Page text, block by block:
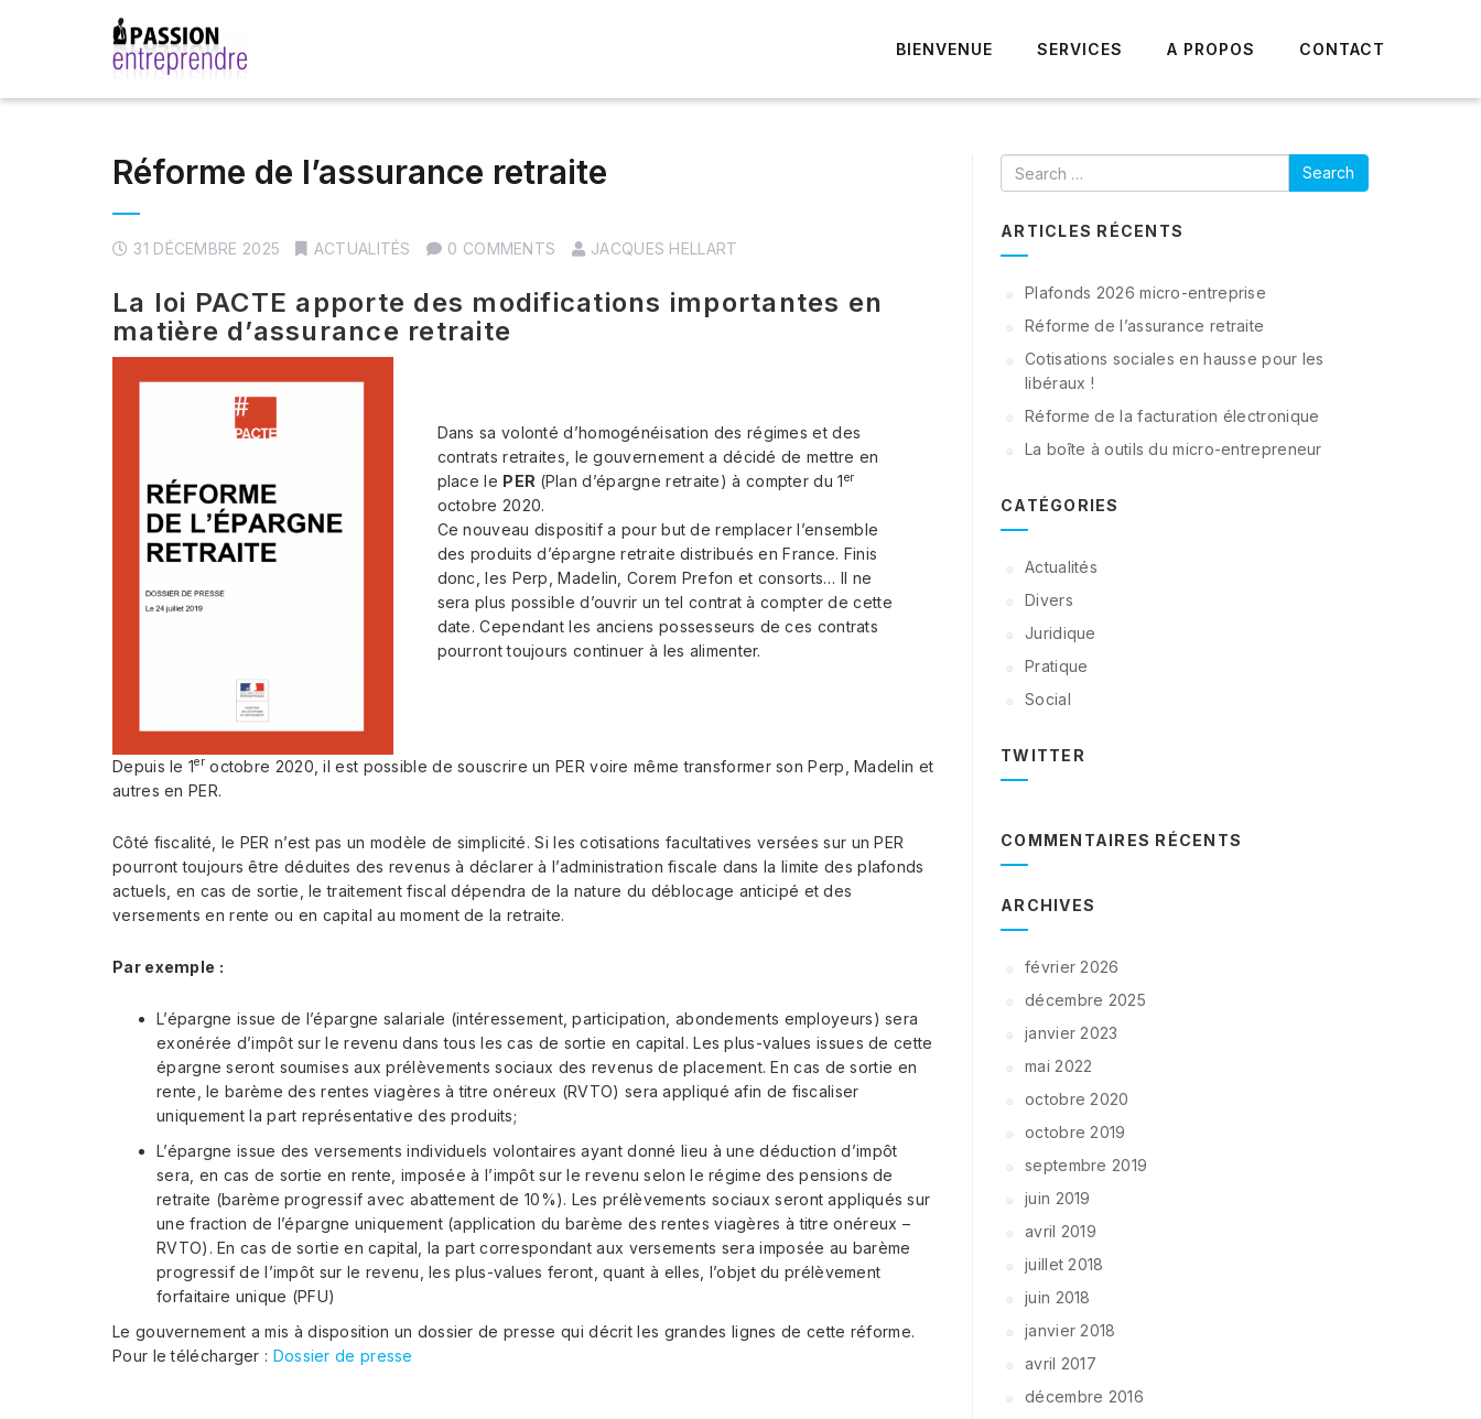
BIENVENUE SERVICES A PROPOS CONTACT
Réforme de l’assurance retraite
31 DÉCEMBRE 2025 ACTUALITÉS 0 COMMENTS JACQUES HELLART
La loi PACTE apporte des modifications importantes en
matière d’assurance retraite
Dans sa volonté d’homogénéisation des régimes et des
contrats retraites, le gouvernement a décidé de mettre en
place le PER (Plan d’épargne retraite) à compter du 1er
octobre 2020.
Ce nouveau dispositif a pour but de remplacer l’ensemble
des produits d’épargne retraite distribués en France. Finis
donc, les Perp, Madelin, Corem Prefon et consorts… Il ne
sera plus possible d’ouvrir un tel contrat à compter de cette
date. Cependant les anciens possesseurs de ces contrats
pourront toujours continuer à les alimenter.
Depuis le 1eroctobre 2020, il est possible de souscrire un PER voire même transformer son Perp, Madelin et
autres en PER.
Côté fiscalité, le PER n’est pas un modèle de simplicité. Si les cotisations facultatives versées sur un PER
pourront toujours être déduites des revenus à déclarer à l’administration fiscale dans la limite des plafonds
actuels, en cas de sortie, le traitement fiscal dépendra de la nature du déblocage anticipé et des
versements en rente ou en capital au moment de la retraite.
Par exemple :
L’épargne issue de l’épargne salariale (intéressement, participation, abondements employeurs) sera
exonérée d’impôt sur le revenu dans tous les cas de sortie en capital. Les plus-values issues de cette
épargne seront soumises aux prélèvements sociaux des revenus de placement. En cas de sortie en
rente, le barème des rentes viagères à titre onéreux (RVTO) sera appliqué afin de fiscaliser
uniquement la part représentative des produits;
L’épargne issue des versements individuels volontaires ayant donné lieu à une déduction d’impôt
sera, en cas de sortie en rente, imposée à l’impôt sur le revenu selon le régime des pensions de
retraite (barème progressif avec abattement de 10%). Les prélèvements sociaux seront appliqués sur
une fraction de l’épargne uniquement (application du barème des rentes viagères à titre onéreux –
RVTO). En cas de sortie en capital, la part correspondant aux versements sera imposée au barème
progressif de l’impôt sur le revenu, les plus-values feront, quant à elles, l’objet du prélèvement
forfaitaire unique (PFU)
Le gouvernement a mis à disposition un dossier de presse qui décrit les grandes lignes de cette réforme.
Pour le télécharger : Dossier de presse
Search
ARTICLES RÉCENTS
Plafonds 2026 micro-entreprise
Réforme de l’assurance retraite
Cotisations sociales en hausse pour les
libéraux !
Réforme de la facturation électronique
La boîte à outils du micro-entrepreneur
CATÉGORIES
Actualités
Divers
Juridique
Pratique
Social
TWITTER
COMMENTAIRES RÉCENTS
ARCHIVES
février 2026
décembre 2025
janvier 2023
mai 2022
octobre 2020
octobre 2019
septembre 2019
juin 2019
avril 2019
juillet 2018
juin 2018
janvier 2018
avril 2017
décembre 2016